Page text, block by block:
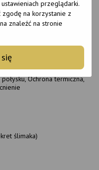
przeglądarki.
zgodę na korzystanie z
znaleźć na stronie
Ochrona termiczna,
ślimaka)